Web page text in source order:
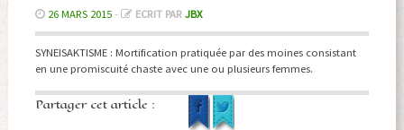
26 MARS 2015- ECRIT PAR JBX
SYNEISAKTISME : Mortification pratiquée par des moines consistant
en une promiscuité chaste avec une ou plusieurs femmes.
Partager cet article :